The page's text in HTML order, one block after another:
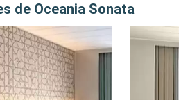
de Oceania Sonata